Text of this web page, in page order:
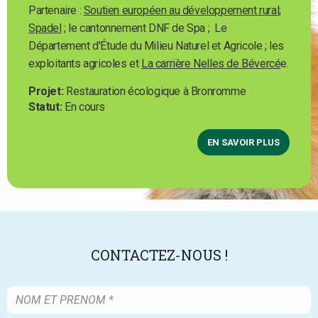
Partenaire : Soutien européen au développement rural;
Spadel; le cantonnement DNF de Spa ; Le
Département d'Étude du Milieu Naturel et Agricole ; les
exploitants agricoles et La carrière Nelles de Bévercée.
Projet Restauration écologique à Bronromme
Statut En cours
EN SAVOIR PLUS
CONTACTEZ-NOUS !